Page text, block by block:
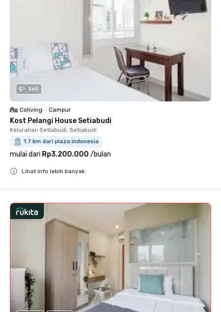
360
Coliving • Campur
Kost Pelangi House Setiabudi
Kelurahan Setiabudi, Setiabudi
1.7 km dari plaza indonesia
mulai dari Rp3.200.000 /bulan
Lihat info lebih banyak